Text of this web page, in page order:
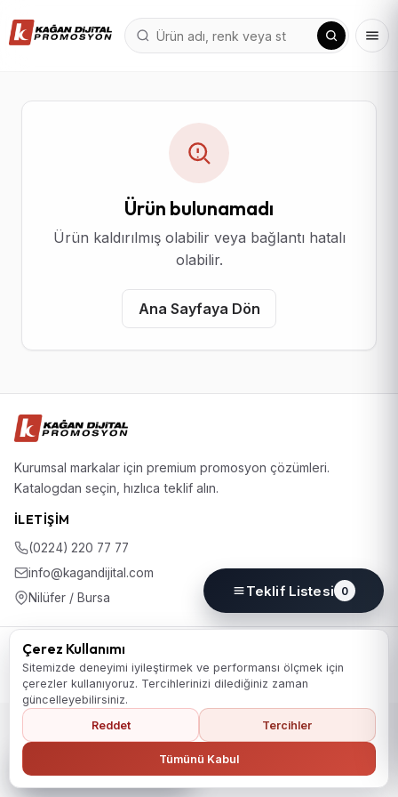
Ürün bulunamadı
Ürün kaldırılmış olabilir veya bağlantı hatalı
olabilir.
Ana Sayfaya Dön
Kurumsal markalar için premium promosyon çözümleri.
Katalogdan seçin, hızlıca teklif alın.
İLETIŞIM
(0224) 220 77 77
info@kagandijital.com
Nilüfer / Bursa
© 2026 KD Promosyon. Tüm hakları saklıdır.
KoleksiyonHakkımızdaİletişimKVKK Aydınlatma Metni
Gizlilik PolitikasıÇerez PolitikasıÇerez Tercihleri
Ana Sayfaya Dön
Teklif Listesi 0
Çerez Kullanımı
Sitemizde deneyimi iyileştirmek ve performansı ölçmek için
çerezler kullanıyoruz. Tercihlerinizi dilediğiniz zaman
güncelleyebilirsiniz.
Reddet
Tercihler
Tümünü Kabul